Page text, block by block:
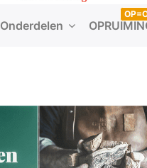
Onderdelen